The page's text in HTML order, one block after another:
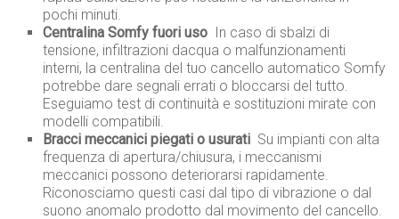
pochi minuti.
Centralina Somfy fuori uso  In caso di sbalzi di
tensione, infiltrazioni dacqua o malfunzionamenti
interni, la centralina del tuo cancello automatico Somfy
potrebbe dare segnali errati o bloccarsi del tutto.
Eseguiamo test di continuità e sostituzioni mirate con
modelli compatibili.
Bracci meccanici piegati o usurati  Su impianti con alta
frequenza di apertura/chiusura, i meccanismi
meccanici possono deteriorarsi rapidamente.
Riconosciamo questi casi dal tipo di vibrazione o dal
suono anomalo prodotto dal movimento del cancello.